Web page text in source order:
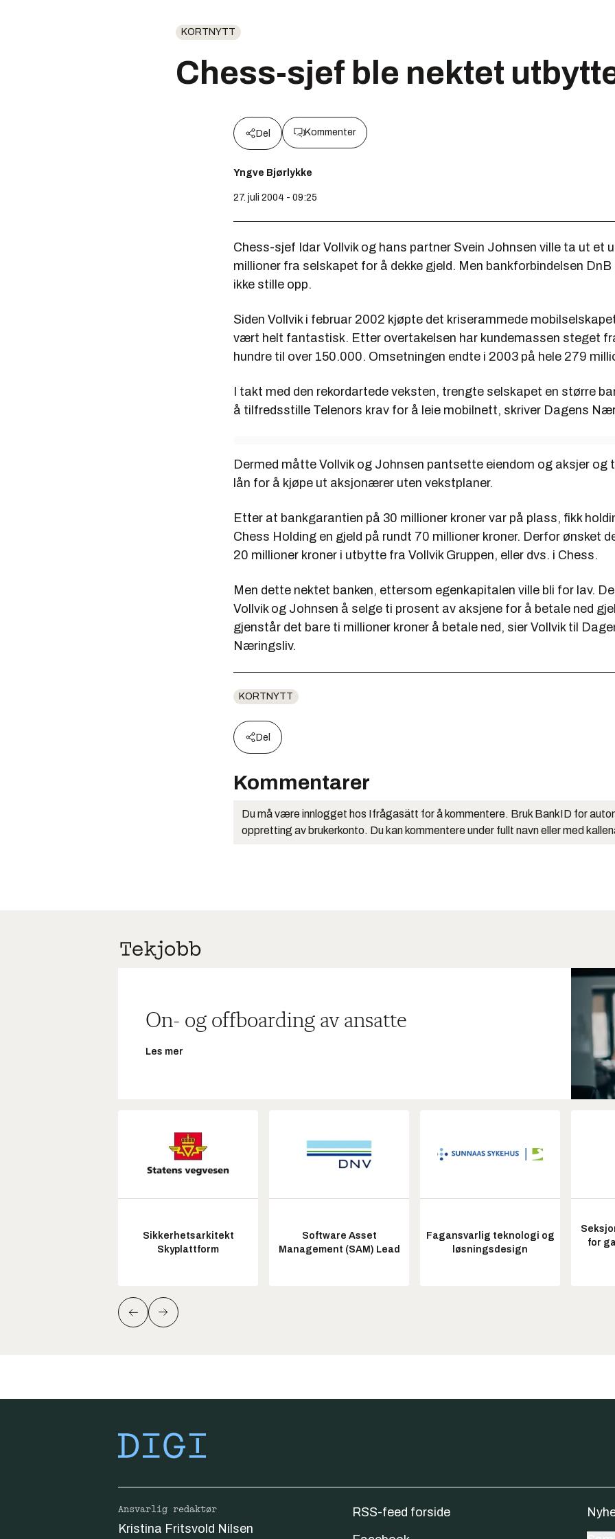
KORTNYTT
Chess-sjef ble nektet
Del Kommenter
Yngve Bjørlykke
27. juli 2004 - 09:25
Chess-sjef Idar Vollvik og hans partner Svein Johnsen ville ta ut et
millioner fra selskapet for å dekke gjeld. Men bankforbindelsen DnB
ikke stille opp.
Siden Vollvik i februar 2002 kjøpte det kriserammede
vært helt fantastisk. Etter overtakelsen har kundemassen steget
hundre til over 150.000. Omsetningen endte i 2003 på hele 279
I takt med den rekordartede veksten, trengte selskapet en større
å tilfredsstille Telenors krav for å leie mobilnett, skriver Dagens
Dermed måtte Vollvik og Johnsen pantsette eiendom og aksjer og
lån for å kjøpe ut aksjonærer uten vekstplaner.
Etter at bankgarantien på 30 millioner kroner var på plass, fikk
Chess Holding en gjeld på rundt 70 millioner kroner. Derfor ønsket
20 millioner kroner i utbytte fra Vollvik Gruppen, eller dvs. i Chess.
Men dette nektet banken, ettersom egenkapitalen ville bli for lav.
Vollvik og Johnsen å selge ti prosent av aksjene for å betale ned
gjenstår det bare ti millioner kroner å betale ned, sier Vollvik til
Næringsliv.
KORTNYTT
Del
Kommentarer
Du må være innlogget hos Ifrågasätt for å kommentere. Bruk BankID for
oppretting av brukerkonto. Du kan kommentere under fullt navn eller med
On- og offboarding av ansatte
Les mer
Sikkerhetsarkitekt
Skyplattform
Software Asset
Management (SAM) Lead
Fagansvarlig teknologi og
løsningsdesign
for
Ansvarlig redaktør
Kristina Fritsvold Nilsen
RSS-feed forside